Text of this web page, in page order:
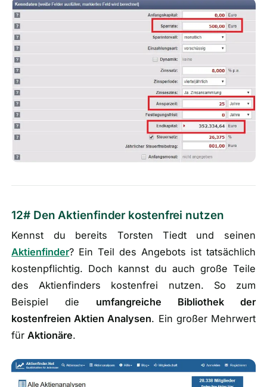
12# Den Aktienfinder kostenfrei nutzen
Kennst du bereits Torsten Tiedt und seinen
Aktienfinder? Ein Teil des Angebots ist tatsächlich
kostenpflichtig. Doch kannst du auch große Teile
des Aktienfinders kostenfrei nutzen. So zum
Beispiel die umfangreiche Bibliothek der
kostenfreien Aktien Analysen. Ein großer Mehrwert
fürAktionäre.